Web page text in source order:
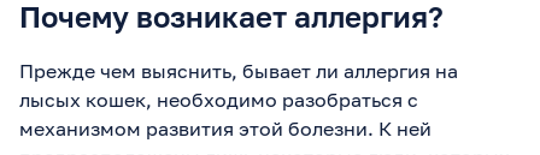
Почему возникает аллергия?
Прежде чем выяснить, бывает ли аллергия на
лысых кошек, необходимо разобраться с
механизмом развития этой болезни. К ней